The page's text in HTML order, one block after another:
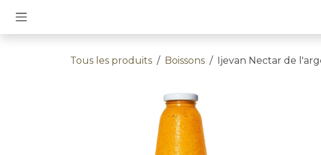
Tous les produits Boissons Ijevan Nectar de